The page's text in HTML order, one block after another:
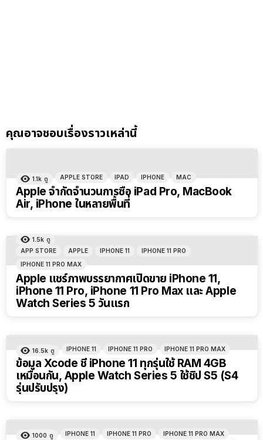
คุณอาจชอบเรื่องราวเหล่านี้
1.1k ดู APPLE STORE IPAD IPHONE MAC
Apple จำกัดจำนวนการซื้อ iPad Pro, MacBook
Air, iPhone ในหลายพื้นที่
1.5k ดู
APP STORE
APPLE IPHONE 11
IPHONE 11 PRO
IPHONE 11 PRO MAX
Apple แชร์ภาพบรรยากาศเปิดขาย iPhone 11,
iPhone 11 Pro, iPhone 11 Pro Max และ Apple
Watch Series 5 วันแรก
16.5k ดู IPHONE 11 IPHONE 11 PRO IPHONE 11 PRO MAX
ข้อมูล Xcode ชี้ iPhone 11 ทุกรุ่นใช้ RAM 4GB
เหมือนกัน, Apple Watch Series 5 ใช้ชิป S5 (S4
รุ่นปรับปรุง)
1000 ดู IPHONE 11 IPHONE 11 PRO IPHONE 11 PRO MAX